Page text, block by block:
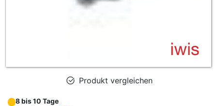
Produkt vergleichen
8 bis 10 Tage